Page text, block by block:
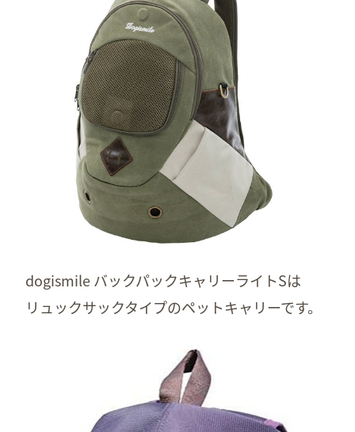
dogismile バックパックキャリーライトSは
リュックサックタイプのペットキャリーです。